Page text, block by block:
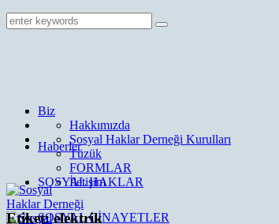
Biz
Hakkımızda
Sosyal Haklar Derneği Kurulları
Tüzük
FORMLAR
İletişim
Haberler
SOSYAL HAKLAR
SOSYAL CİNAYETLER
Etiket:elektrik